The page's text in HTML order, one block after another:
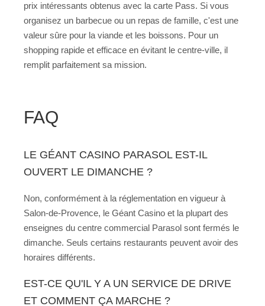
prix intéressants obtenus avec la carte Pass. Si vous
organisez un barbecue ou un repas de famille, c'est une
valeur sûre pour la viande et les boissons. Pour un
shopping rapide et efficace en évitant le centre-ville, il
remplit parfaitement sa mission.
FAQ
LE GÉANT CASINO PARASOL EST-IL
OUVERT LE DIMANCHE ?
Non, conformément à la réglementation en vigueur à
Salon-de-Provence, le Géant Casino et la plupart des
enseignes du centre commercial Parasol sont fermés le
dimanche. Seuls certains restaurants peuvent avoir des
horaires différents.
EST-CE QU'IL Y A UN SERVICE DE DRIVE
ET COMMENT ÇA MARCHE ?